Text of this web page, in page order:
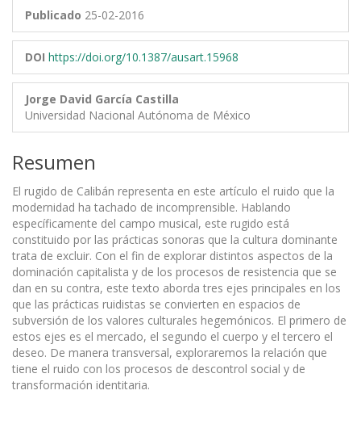
Publicado 25-02-2016
DOI https://doi.org/10.1387/ausart.15968
Jorge David García Castilla
Universidad Nacional Autónoma de México
Resumen
El rugido de Calibán representa en este artículo el ruido que la
modernidad ha tachado de incomprensible. Hablando
específicamente del campo musical, este rugido está
constituido por las prácticas sonoras que la cultura dominante
trata de excluir. Con el fin de explorar distintos aspectos de la
dominación capitalista y de los procesos de resistencia que se
dan en su contra, este texto aborda tres ejes principales en los
que las prácticas ruidistas se convierten en espacios de
subversión de los valores culturales hegemónicos. El primero de
estos ejes es el mercado, el segundo el cuerpo y el tercero el
deseo. De manera transversal, exploraremos la relación que
tiene el ruido con los procesos de descontrol social y de
transformación identitaria.